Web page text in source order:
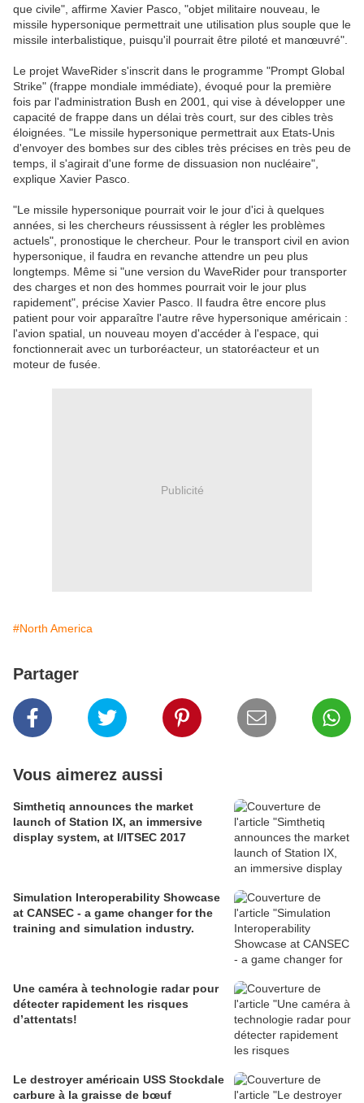
que civile", affirme Xavier Pasco, "objet militaire nouveau, le
missile hypersonique permettrait une utilisation plus souple que le
missile interbalistique, puisqu'il pourrait être piloté et manœuvré".
Le projet WaveRider s'inscrit dans le programme "Prompt Global
Strike" (frappe mondiale immédiate), évoqué pour la première
fois par l'administration Bush en 2001, qui vise à développer une
capacité de frappe dans un délai très court, sur des cibles très
éloignées. "Le missile hypersonique permettrait aux Etats-Unis
d'envoyer des bombes sur des cibles très précises en très peu de
temps, il s'agirait d'une forme de dissuasion non nucléaire",
explique Xavier Pasco.
"Le missile hypersonique pourrait voir le jour d'ici à quelques
années, si les chercheurs réussissent à régler les problèmes
actuels", pronostique le chercheur. Pour le transport civil en avion
hypersonique, il faudra en revanche attendre un peu plus
longtemps. Même si "une version du WaveRider pour transporter
des charges et non des hommes pourrait voir le jour plus
rapidement", précise Xavier Pasco. Il faudra être encore plus
patient pour voir apparaître l'autre rêve hypersonique américain :
l'avion spatial, un nouveau moyen d'accéder à l'espace, qui
fonctionnerait avec un turboréacteur, un statoréacteur et un
moteur de fusée.
Publicité
#North America
Partager
Vous aimerez aussi
Simthetiq announces the market
launch of Station IX, an immersive
display system, at I/ITSEC 2017
Simulation Interoperability Showcase
at CANSEC - a game changer for the
training and simulation industry.
Une caméra à technologie radar pour
détecter rapidement les risques
d’attentats!
Le destroyer américain USS Stockdale
carbure à la graisse de bœuf